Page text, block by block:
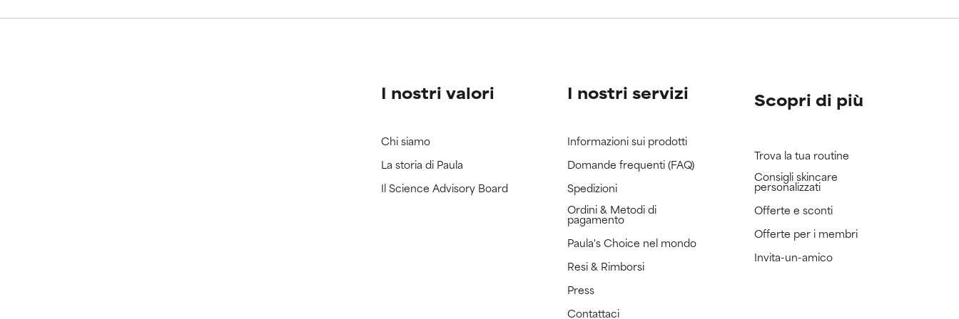
I nostri valori
Chi siamo
La storia di Paula
Il Science Advisory Board
I nostri servizi
Informazioni sui prodotti
Domande frequenti (FAQ)
Spedizioni
Ordini & Metodi di
pagamento
Paula's Choice nel mondo
Resi & Rimborsi
Press
Contattaci
Scopri di più
Trova la tua routine
Consigli skincare
personalizzati
Offerte e sconti
Offerte per i membri
Invita-un-amico